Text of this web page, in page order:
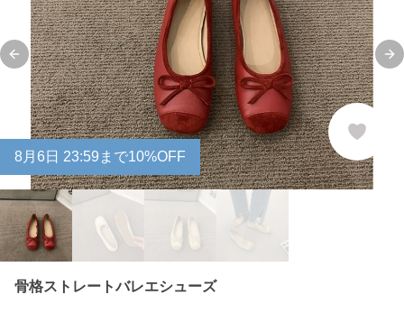
Previous slide
8月 6 日 23:59まで10%OFF
骨格ストレートバレエシューズ